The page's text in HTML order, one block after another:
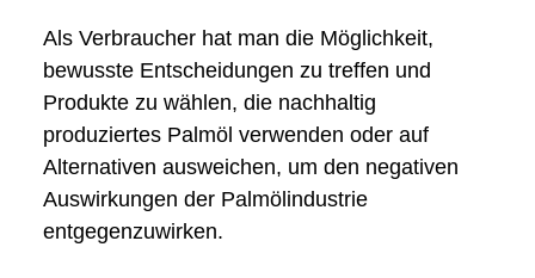
Als Verbraucher hat man die Möglichkeit,
bewusste Entscheidungen zu treffen und
Produkte zu wählen, die nachhaltig
produziertes Palmöl verwenden oder auf
Alternativen ausweichen, um den negativen
Auswirkungen der Palmölindustrie
entgegenzuwirken.